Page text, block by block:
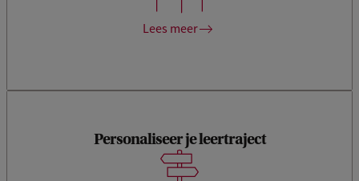
Lees meer
Personaliseer je leertraject
Stem je studie af op je eigen interesses door te kiezen uit
een breed aanbod aan keuzevakken en door zelf het